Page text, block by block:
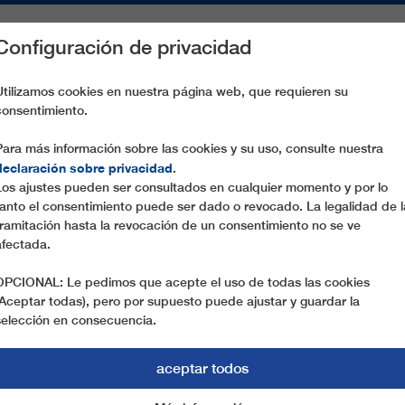
PIEZAS DE RECAMBIO SERVICIO
30 YEARS AGO, HIGH TECH TODAY
23.09.2019
NEW “U-BAHN”
YEARS AGO, HIGH TECH
Still a model example of efficient mobility,
Alpine regions: Dorfbahn Serfaus, popularly
funicular. LEITNER ropeways within the last
including a complete technological “facelift” of
de privacidad
cookies en nuestra página web, que requieren su
más información sobre las cookies y su uso, consulte nuestra
sobre privacidad.
ajustes pueden ser consultados en cualquier momento y por lo
el consentimiento puede ser dado o revocado. La legalidad de
hasta la revocación de un consentimiento no se ve
Le pedimos que acepte el uso de todas las cookies
todas), pero por supuesto puede ajustar y guardar la
en consecuencia.
aceptar todos